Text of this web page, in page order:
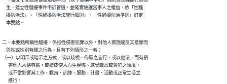
    生，建立性騷擾事件申訴管道，並確實維護當事人之權益，依「性騷
    擾防治法」、「性騷擾防治法施行細則」、「性騷擾防治準則」訂定
    本要點。
二、本要點所稱性騷擾，係指性侵害犯罪以外，對他人實施違反其意願而
    與性或性別有關之行為，且有下列情形之一者：
（一）以明示或暗示之方式，或以歧視、侮辱之言行，或以他法，而有損
      害他人人格尊嚴，或造成使人心生畏怖、感受敵意或冒犯之情境，
      或不當影響其工作、教育、訓練、服務、計畫、活動或正常生活之
      進行。